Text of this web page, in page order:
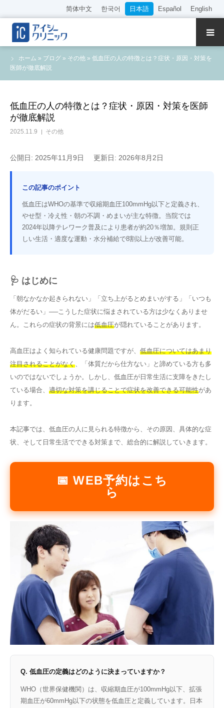
简体中文 한국어 日本語 Español English
ホーム » ブログ » その他 » 低血圧の人の特徴とは？症状・原因・対策を
医師が徹底解説
低血圧の人の特徴とは？症状・原因・対策を医師
が徹底解説
2025.11.9 その他
公開日: 2025年11月9日 更新日: 2026年8月2日
この記事のポイント
低血圧はWHOの基準で収縮期血圧100mmHg以下と定義され、
やせ型・冷え性・朝の不調・めまいが主な特徴。当院では
2024年以降テレワーク普及により患者が約20％増加。規則正
しい生活・適度な運動・水分補給で8割以上が改善可能。
🩺 はじめに
「朝なかなか起きられない」「立ち上がるとめまいがする」「いつも
体がだるい」──こうした症状に悩まされている方は少なくありませ
ん。これらの症状の背景には低血圧が隠れていることがあります。
高血圧はよく知られている健康問題ですが、 低血圧についてはあまり
注目されることがなく、「体質だから仕方ない」と諦めている方も多
いのではないでしょうか。しかし、低血圧が日常生活に支障をきたし
ている場合、 適切な対策を講じることで症状を改善できる可能性があ
ります。
本記事では、低血圧の人に見られる特徴から、その原因、具体的な症
状、そして日常生活でできる対策まで、総合的に解説していきます。
📅 WEB予約はこち
ら
Q. 低血圧の定義はどのように決まっていますか？
WHO（世界保健機関）は、収縮期血圧が100mmHg以下、拡張
期血圧が60mmHg以下の状態を低血圧と定義しています。日本
クリニック紹介
診療内容
WEB予約
料金表
アクセス
採用情報
その他